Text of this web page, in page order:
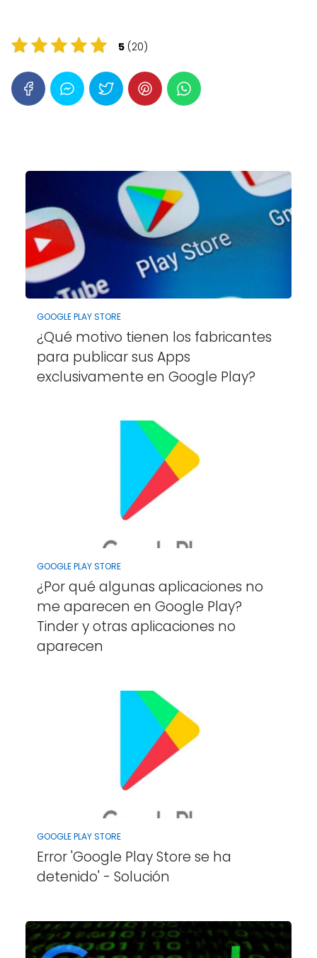
5 (20)
GOOGLE PLAY STORE
¿Qué motivo tienen los fabricantes
para publicar sus Apps
exclusivamente en Google Play?
GOOGLE PLAY STORE
¿Por qué algunas aplicaciones no
me aparecen en Google Play?
Tinder y otras aplicaciones no
aparecen
GOOGLE PLAY STORE
Error 'Google Play Store se ha
detenido' - Solución